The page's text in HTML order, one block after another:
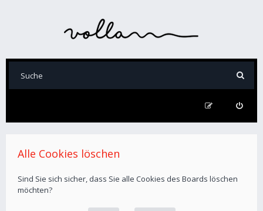
Alle Cookies löschen
Sind Sie sich sicher, dass Sie alle Cookies des Boards löschen
möchten?